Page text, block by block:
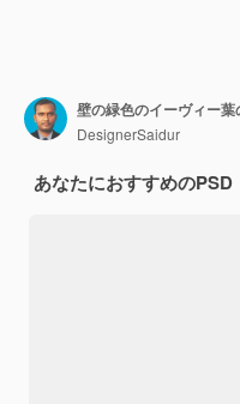
DesignerSaidur
あなたにおすすめのPSD